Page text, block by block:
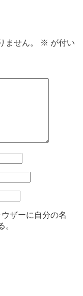
ません。 ※ が付い
ザーに自分の名
。